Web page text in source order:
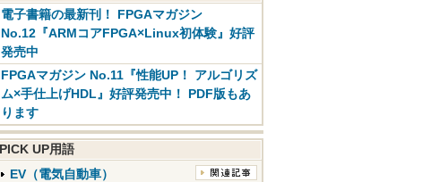
電子書籍の最新刊！ FPGAマガジン
No.12『ARMコアFPGA×Linux初体験』好評
発売中
FPGAマガジン No.11『性能UP！ アルゴリズ
ム×手仕上げHDL』好評発売中！ PDF版もあ
ります
PICK UP用語
EV（電気自動車）